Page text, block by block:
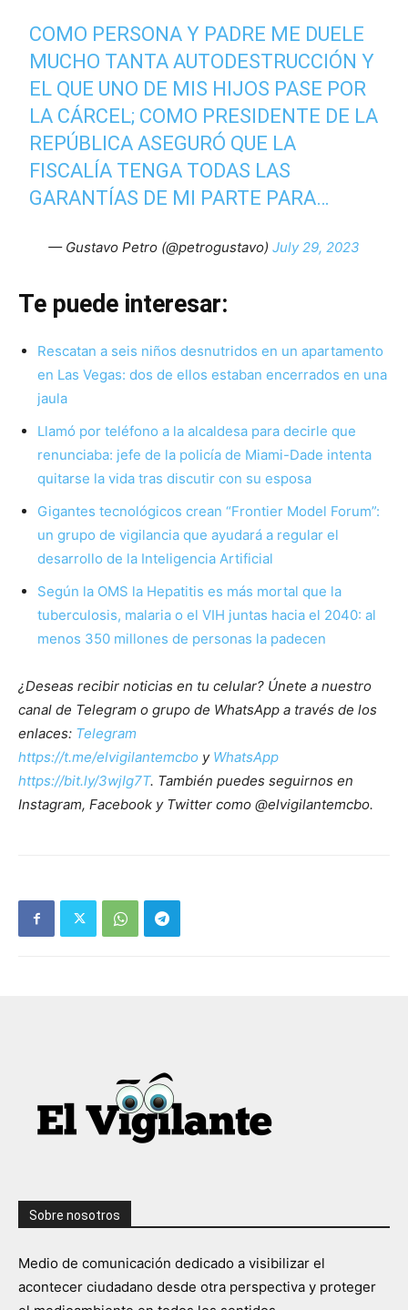
COMO PERSONA Y PADRE ME DUELE
MUCHO TANTA AUTODESTRUCCIÓN Y
EL QUE UNO DE MIS HIJOS PASE POR
LA CÁRCEL; COMO PRESIDENTE DE LA
REPÚBLICA ASEGURÓ QUE LA
FISCALÍA TENGA TODAS LAS
GARANTÍAS DE MI PARTE PARA…
— Gustavo Petro (@petrogustavo) July 29, 2023
Te puede interesar:
Rescatan a seis niños desnutridos en un apartamento
en Las Vegas: dos de ellos estaban encerrados en una
jaula
Llamó por teléfono a la alcaldesa para decirle que
renunciaba: jefe de la policía de Miami-Dade intenta
quitarse la vida tras discutir con su esposa
Gigantes tecnológicos crean “Frontier Model Forum”:
un grupo de vigilancia que ayudará a regular el
desarrollo de la Inteligencia Artificial
Según la OMS la Hepatitis es más mortal que la
tuberculosis, malaria o el VIH juntas hacia el 2040: al
menos 350 millones de personas la padecen
¿Deseas recibir noticias en tu celular? Únete a nuestro
canal de Telegram o grupo de WhatsApp a través de los
enlaces: Telegram
https://t.me/elvigilantemcbo y WhatsApp
https://bit.ly/3wjIg7T. También puedes seguirnos en
Instagram, Facebook y Twitter como @elvigilantemcbo.
Sobre nosotros
Medio de comunicación dedicado a visibilizar el
acontecer ciudadano desde otra perspectiva y proteger